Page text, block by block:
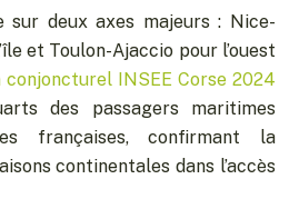
sur deux axes majeurs : Nice-
et Toulon-Ajaccio pour l’ouest
conjoncturel INSEE Corse 2024
des passagers maritimes
françaises, confirmant la
continentales dans l’accès